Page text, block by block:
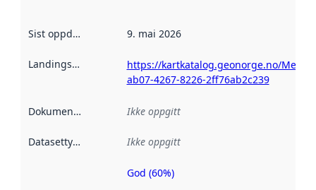
Sist oppdatert 9. mai 2026
Landingsside
https://kartkatalog.geonorge.no/
ab07-4267-8226-2ff76ab2c239
Dokumentasjon Ikke oppgitt
Datasettype Ikke oppgitt
Metadatakvalitet
God (60%)